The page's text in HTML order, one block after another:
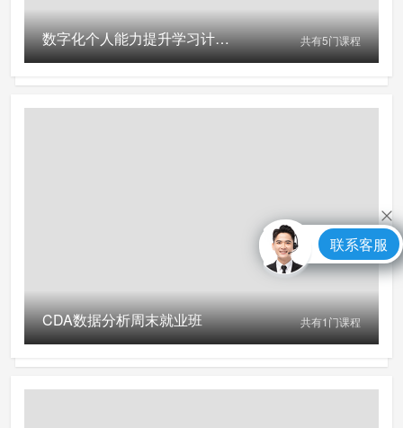
数字化个人能力提升学习计划(免费参与活动请扫左侧二维码) 共有5门课程
CDA数据分析周末就业班 共有1门课程
联系客服